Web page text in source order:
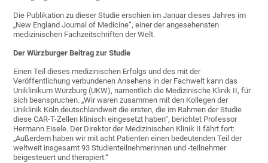
Die Publikation zu dieser Studie erschien im Januar dieses Jahres im
„New England Journal of Medicine“, einer der angesehensten
medizinischen Fachzeitschriften der Welt.
Der Würzburger Beitrag zur Studie
Einen Teil dieses medizinischen Erfolgs und des mit der
Veröffentlichung verbundenen Ansehens in der Fachwelt kann das
Uniklinikum Würzburg (UKW), namentlich die Medizinische Klinik II, für
sich beanspruchen. „Wir waren zusammen mit den Kollegen der
Uniklinik Köln deutschlandweit die ersten, die im Rahmen der Studie
diese CAR-T-Zellen klinisch eingesetzt haben“, berichtet Professor
Hermann Eisele. Der Direktor der Medizinischen Klinik II fährt fort:
„Außerdem haben wir mit acht Patienten einen bedeutenden Teil der
weltweit insgesamt 93 Studienteilnehmerinnen und -teilnehmer
beigesteuert und therapiert.“